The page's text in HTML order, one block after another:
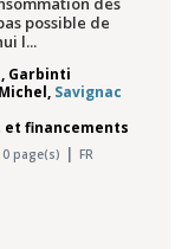
possible de
l...
, Garbinti
, Savignac
et financements
page(s)
FR